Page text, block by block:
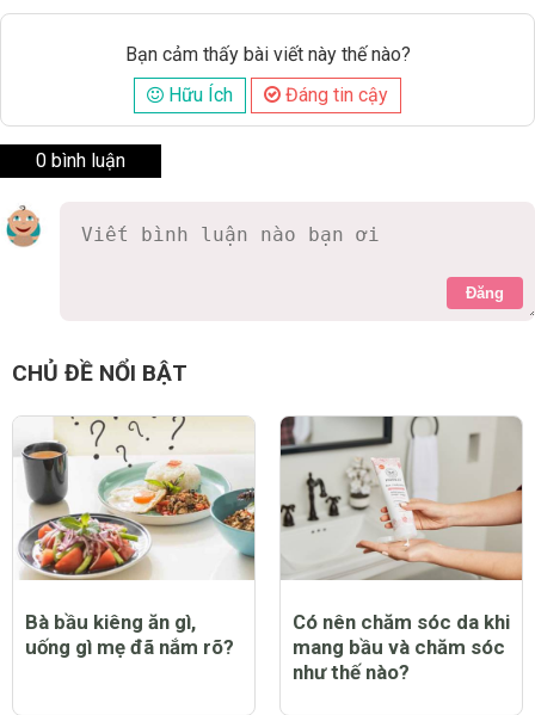
Bạn cảm thấy bài viết này thế nào?
Hữu Ích
Đáng tin cậy
0 bình luận
Đăng
CHỦ ĐỀ NỔI BẬT
Bà bầu kiêng ăn gì,
uống gì mẹ đã nắm rõ?
Có nên chăm sóc da khi
mang bầu và chăm sóc
như thế nào?